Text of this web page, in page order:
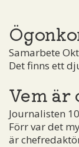
Samarbete
Det finns ett
Vem
Journalisten
Förr var det
är